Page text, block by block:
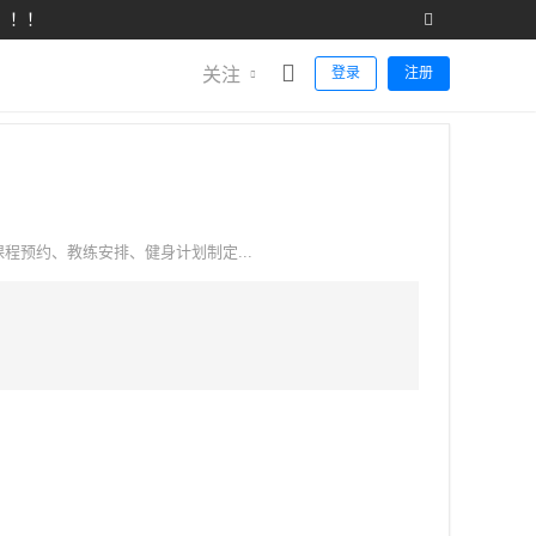
！
登录 注册
关注
预约、教练安排、健身计划制定...